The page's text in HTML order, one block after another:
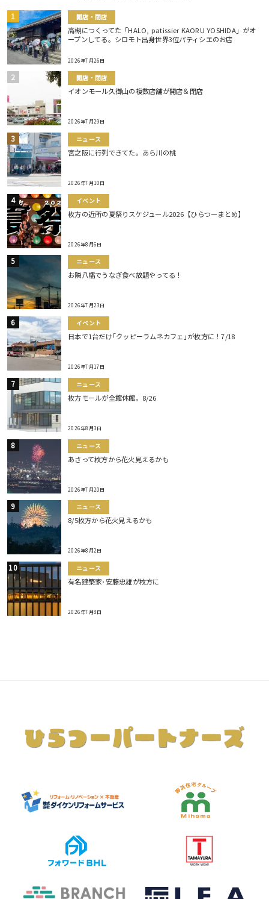
開店・閉店
高槻につくってた「HALO, patissier KAORU YOSHIDA」がオ
ープンしてる。シロモト出身世界3位パティシエのお店
2026年7月26日
開店・閉店
イオンモール久御山の複数店舗が開店＆閉店
2026年7月29日
ニュース
宮之阪に行列できてた。あら川の桃
2026年7月10日
イベント
枚方の近所の夏祭りスケジュール2026【ひらつーまとめ】
2026年8月6日
ニュース
お隣八幡でうなぎ食べ放題やってる！
2026年7月23日
イベント
日本で1台だけ｢クッピーラムネカフェ｣が枚方に！7/18
2026年7月17日
ニュース
枚方モールが全館休館。8/26
2026年8月3日
ニュース
あさって枚方から花火見えるかも
2026年7月20日
ニュース
8/5枚方から花火見えるかも
2026年8月2日
ニュース
有名建築家･安藤忠雄が枚方に
2026年7月8日